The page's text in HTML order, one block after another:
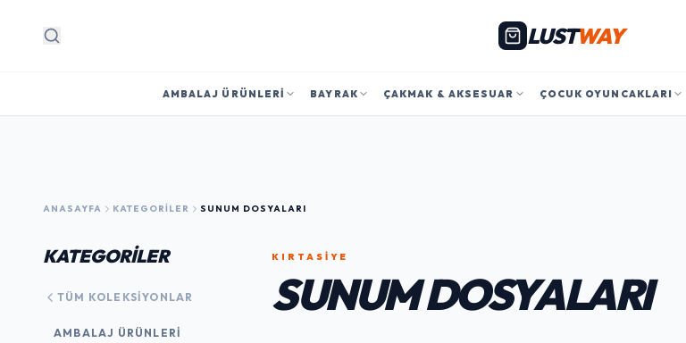
Arama LUSTWAY
AMBALAJ ÜRÜNLERI BAYRAK ÇAKMAK & AKSESUAR ÇOCUK OYUNCAKLARI
ANASAYFA KATEGORILER SUNUM DOSYALARI
KATEGORİLER
TÜM KOLEKSIYONLAR
AMBALAJ ÜRÜNLERI
KIRTASİYE
SUNUM DOSYALARI